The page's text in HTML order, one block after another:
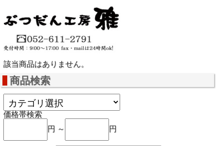
該当商品はありません。
商品検索
価格帯検索
円 ～
円